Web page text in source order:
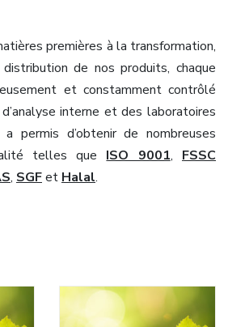
premières à la transformation,
de nos produits, chaque
et constamment contrôlé
interne et des laboratoires
permis d’obtenir de nombreuses
telles que ISO 9001, FSSC
, SGFet Halal.